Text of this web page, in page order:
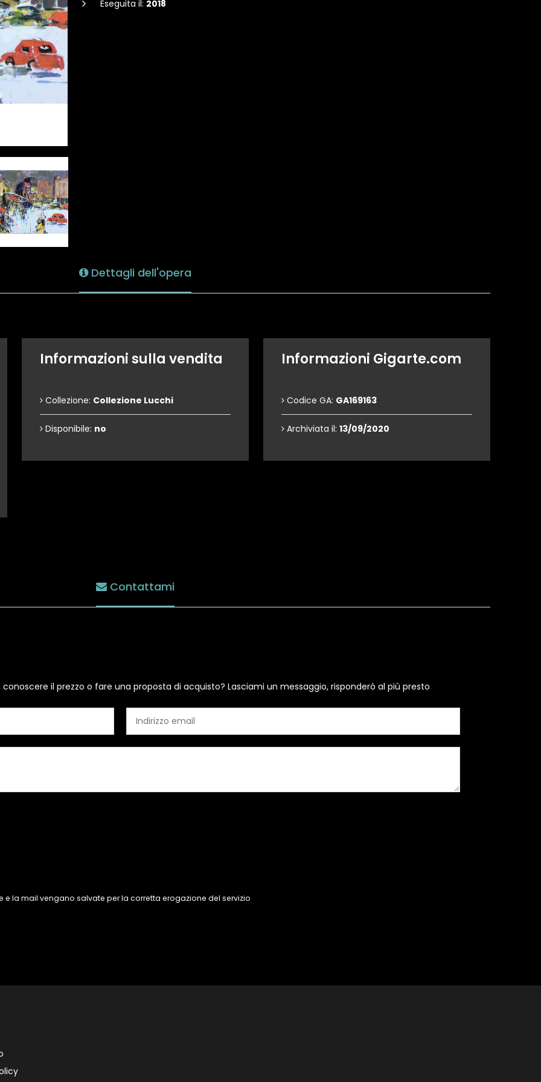
Eseguita il: 2018
Dettagli dell'opera
Informazioni sulla vendita
Collezione: Collezione Lucchi
Disponibile: no
Informazioni Gigarte.com
Codice GA: GA169163
Archiviata il: 13/09/2020
Contattami
il prezzo o fare una proposta di acquisto? Lasciami un messaggio, risponderò al più presto
la mail vengano salvate per la corretta erogazione del servizio